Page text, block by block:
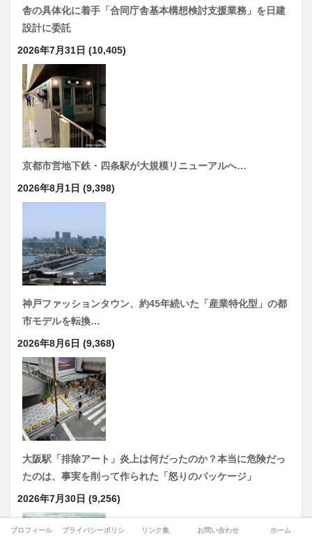
舎の具体化に着手「合同庁舎基本構想検討支援業務」を日建
設計に委託
2026年7月31日 (10,405)
京都市営地下鉄・四条駅が大規模リニューアルへ…
2026年8月1日 (9,398)
神戸ファッションタウン、約45年続いた「産業特化型」の都
市モデルを転換…
2026年8月6日 (9,368)
大阪駅「排除アート」炎上は何だったのか？本当に危険だっ
たのは、事実を削って作られた「怒りのパッケージ」
2026年7月30日 (9,256)
プロフィール プライバシーポリシー リンク集 お問い合わせ ホーム